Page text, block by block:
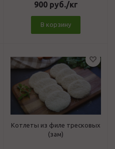
900руб./кг
В корзину
Котлеты из филе тресковых
(зам)